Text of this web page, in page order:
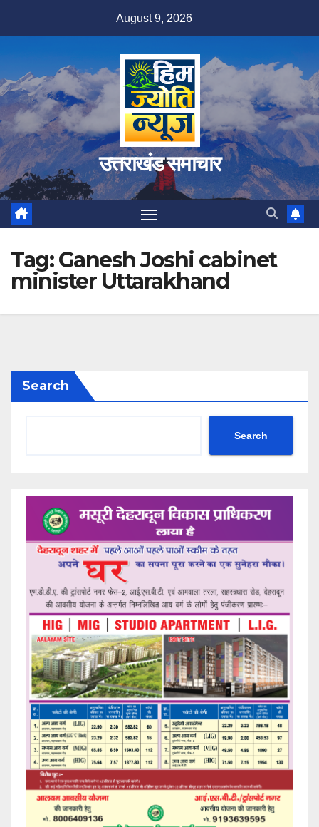
August 9, 2026
उत्तराखंड समाचार
Tag:Ganesh Joshi cabinet
minister Uttarakhand
Search
Search